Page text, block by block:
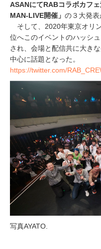
ASANにてRABコラボカフ
MAN-LIVE開催」 の３大発
そして、2020年東京オリ
位へこのイベントのハッシ
され、会場と配信共に大き
中心に話題となった。
https://twitter.com/
写真AYATO.